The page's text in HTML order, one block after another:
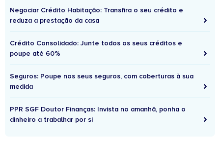
Negociar Crédito Habitação: Transfira o seu crédito e
reduza a prestação da casa
Crédito Consolidado: Junte todos os seus créditos e
poupe até 60%
Seguros: Poupe nos seus seguros, com coberturas à sua
medida
PPR SGF Doutor Finanças: Invista no amanhã, ponha o
dinheiro a trabalhar por si